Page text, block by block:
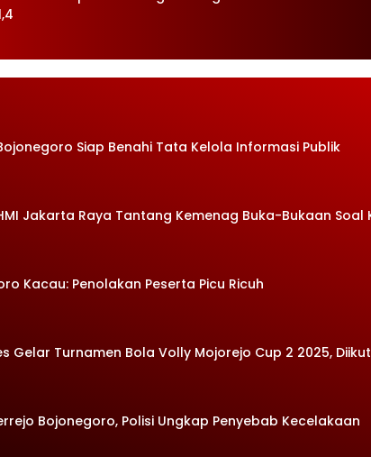
Siap Benahi Tata Kelola Informasi Publik
Jakarta Raya Tantang Kemenag Buka-Bukaan
Kacau: Penolakan Peserta Picu Ricuh
Gelar Turnamen Bola Volly Mojorejo Cup 2 2025,
Bojonegoro, Polisi Ungkap Penyebab Kecelakaan